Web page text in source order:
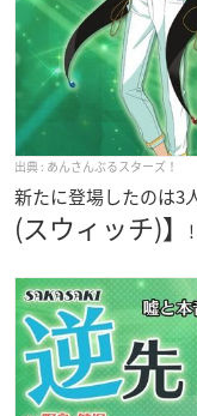
あんさんぶるスターズ！
新たに登場したのは3
(スウィッチ)】
!